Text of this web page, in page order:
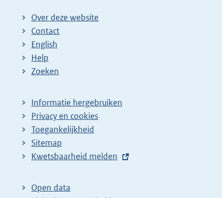
Over deze website
Contact
English
Help
Zoeken
Informatie hergebruiken
Privacy en cookies
Toegankelijkheid
Sitemap
E
t
Kwetsbaarheid melden
Open data